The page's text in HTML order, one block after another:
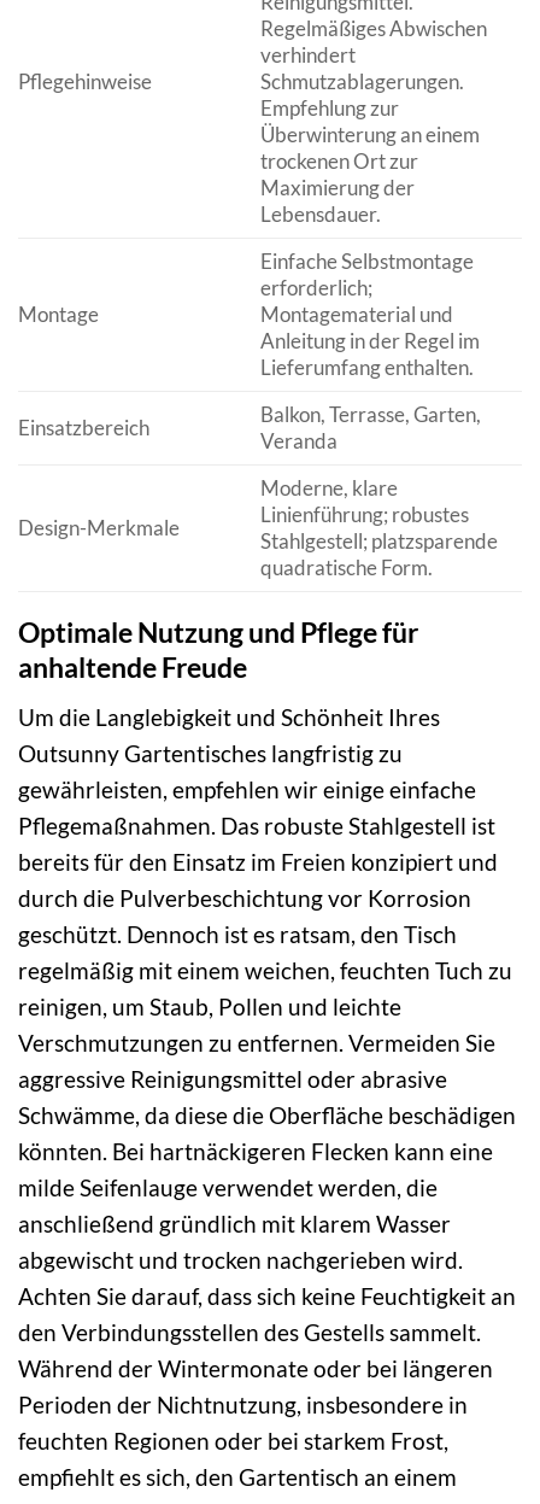
Pflegehinweise
Regelmäßiges Abwischen
verhindert
Schmutzablagerungen.
Empfehlung zur
Überwinterung an einem
trockenen Ort zur
Maximierung der
Lebensdauer.
Montage
Einfache Selbstmontage
erforderlich;
Montagematerial und
Anleitung in der Regel im
Lieferumfang enthalten.
Einsatzbereich
Balkon, Terrasse, Garten,
Veranda
Design-Merkmale
Moderne, klare
Linienführung; robustes
Stahlgestell; platzsparende
quadratische Form.
Optimale Nutzung und Pflege für
anhaltende Freude
Um die Langlebigkeit und Schönheit Ihres
Outsunny Gartentisches langfristig zu
gewährleisten, empfehlen wir einige einfache
Pflegemaßnahmen. Das robuste Stahlgestell ist
bereits für den Einsatz im Freien konzipiert und
durch die Pulverbeschichtung vor Korrosion
geschützt. Dennoch ist es ratsam, den Tisch
regelmäßig mit einem weichen, feuchten Tuch zu
reinigen, um Staub, Pollen und leichte
Verschmutzungen zu entfernen. Vermeiden Sie
aggressive Reinigungsmittel oder abrasive
Schwämme, da diese die Oberfläche beschädigen
könnten. Bei hartnäckigeren Flecken kann eine
milde Seifenlauge verwendet werden, die
anschließend gründlich mit klarem Wasser
abgewischt und trocken nachgerieben wird.
Achten Sie darauf, dass sich keine Feuchtigkeit an
den Verbindungsstellen des Gestells sammelt.
Während der Wintermonate oder bei längeren
Perioden der Nichtnutzung, insbesondere in
feuchten Regionen oder bei starkem Frost,
empfiehlt es sich, den Gartentisch an einem